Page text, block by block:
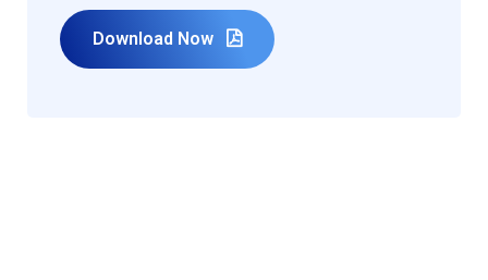
Download Now